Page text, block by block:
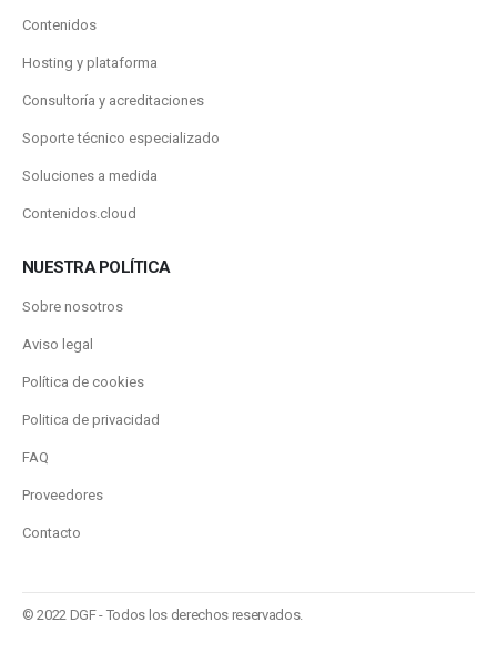
Contenidos
Hosting y plataforma
Consultoría y acreditaciones
Soporte técnico especializado
Soluciones a medida
Contenidos.cloud
NUESTRA POLÍTICA
Sobre nosotros
Aviso legal
Política de cookies
Politica de privacidad
FAQ
Proveedores
Contacto
© 2022 DGF - Todos los derechos reservados.